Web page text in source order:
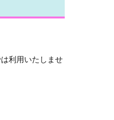
利用いたしませ